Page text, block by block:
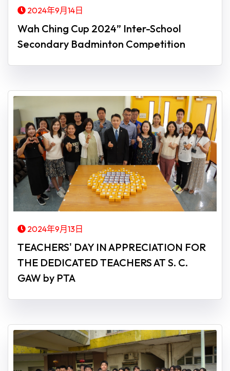
2024年9月14日
Wah Ching Cup 2024” Inter-School
Secondary Badminton Competition
2024年9月13日
TEACHERS' DAY IN APPRECIATION FOR
THE DEDICATED TEACHERS AT S. C.
GAW by PTA